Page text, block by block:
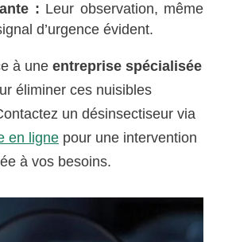
: Leur observation, même
d’urgence évident.
à uneentreprise spécialisée
éliminer ces nuisibles
un désinsectiseur via
en ligne pour une intervention
à vos besoins.